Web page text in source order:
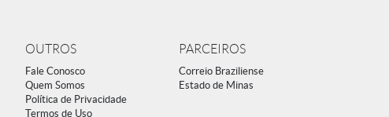
OUTROS
Fale Conosco
Quem Somos
Política de Privacidade
Termos de Uso
PARCEIROS
Correio Braziliense
Estado de Minas